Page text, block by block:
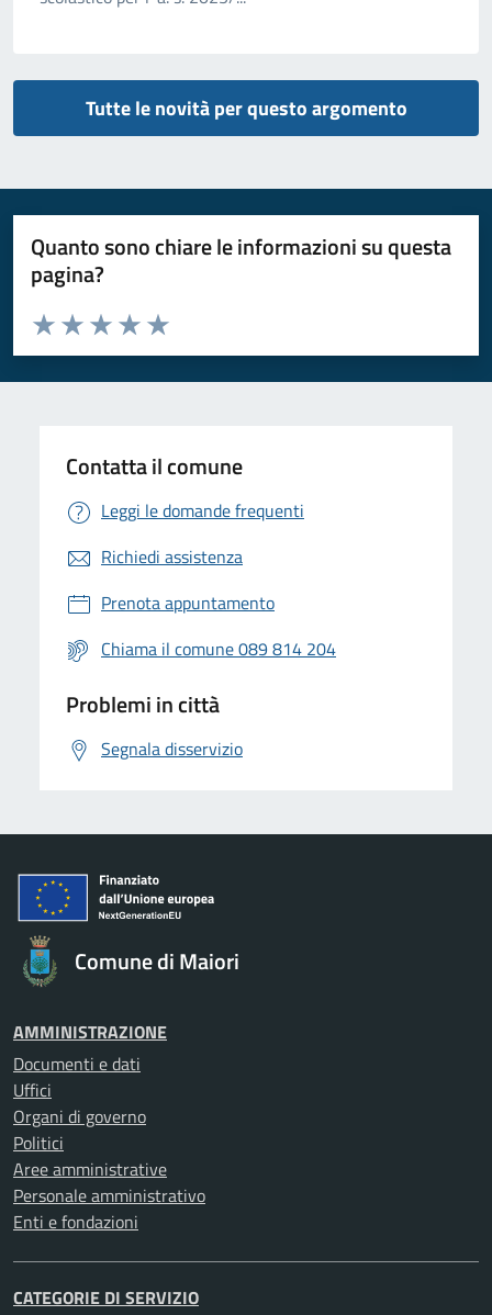
Tutte le novità per questo argomento
Quanto sono chiare le informazioni su questa
pagina?
Valuta da 1 a 5 stelle la pagina
Valuta 5 stelle su 5
Valuta 4 stelle su 5
Valuta 3 stelle su 5
Valuta 2 stelle su 5
Valuta 1 stelle su 5
Contatta il comune
Leggi le domande frequenti
Richiedi assistenza
Prenota appuntamento
Chiama il comune 089 814 204
Problemi in città
Segnala disservizio
Comune di Maiori
AMMINISTRAZIONE
Documenti e dati
Uffici
Organi di governo
Politici
Aree amministrative
Personale amministrativo
Enti e fondazioni
CATEGORIE DI SERVIZIO